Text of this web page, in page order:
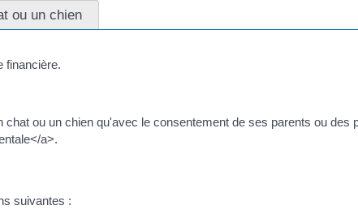
ou un chien
financière.
ou un chien qu'avec le consentement de ses parents ou
a>.
suivantes :